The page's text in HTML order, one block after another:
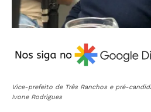
Vice-prefeito de Três Ranchos e pré-
Ivone Rodrigues